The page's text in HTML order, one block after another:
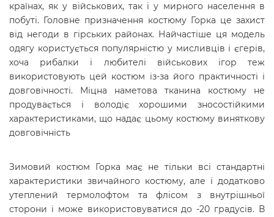
країнах, як у військових, так і у мирного населення в
побуті. Головне призначення костюму Горка це захист
від негоди в гірських районах. Найчастіше ця модель
одягу користується популярністю у мисливців і єгерів,
хоча рибалки і любителі військових ігор теж
використовують цей костюм із-за його практичності і
довговічності. Міцна наметова тканина костюму не
продувається і володіє хорошими зносостійкими
характеристиками, що надає цьому костюму виняткову
довговічність
Зимовий костюм Горка має не тільки всі стандартні
характеристики звичайного костюму, але і додатково
утеплений термолофтом та флісом з внутрішньої
сторони і може використовуватися до -20 градусів. В